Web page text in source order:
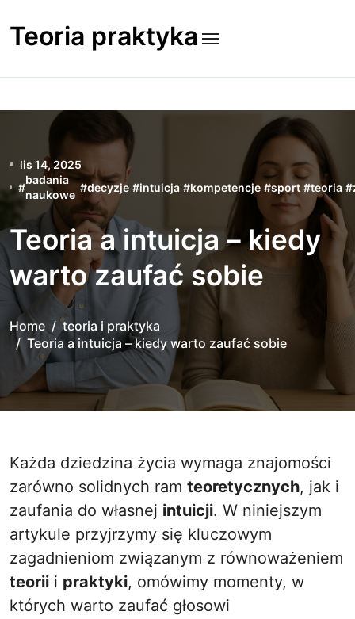
to
content
Teoria praktyka
lis 14, 2025
#
badania
naukowe
#decyzje #intuicja #kompetencje #sport #teoria #
Teoria a intuicja – kiedy
warto zaufać sobie
Home
teoria i praktyka
Teoria a intuicja – kiedy warto zaufać sobie
Każda dziedzina życia wymaga znajomości
zarówno solidnych ram teoretycznych, jak i
zaufania do własnej intuicji. W niniejszym
artykule przyjrzymy się kluczowym
zagadnieniom związanym z równoważeniem
teorii i praktyki, omówimy momenty, w
których warto zaufać głosowi